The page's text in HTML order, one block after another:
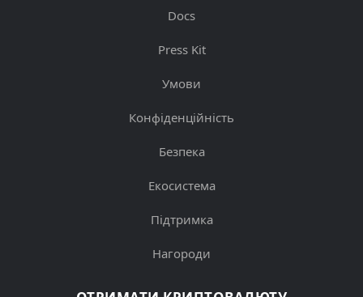
Docs
Press Kit
Умови
Конфіденційність
Безпека
Екосистема
Підтримка
Нагороди